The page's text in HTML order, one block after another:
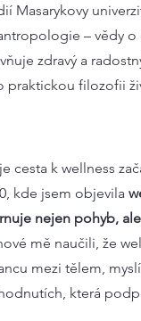
Masarykovy
– vědy o
zdravý a
praktickou filozofii
cesta k wellness
kde jsem objevila
nejen pohyb,
mě naučili, že
mezi tělem,
která